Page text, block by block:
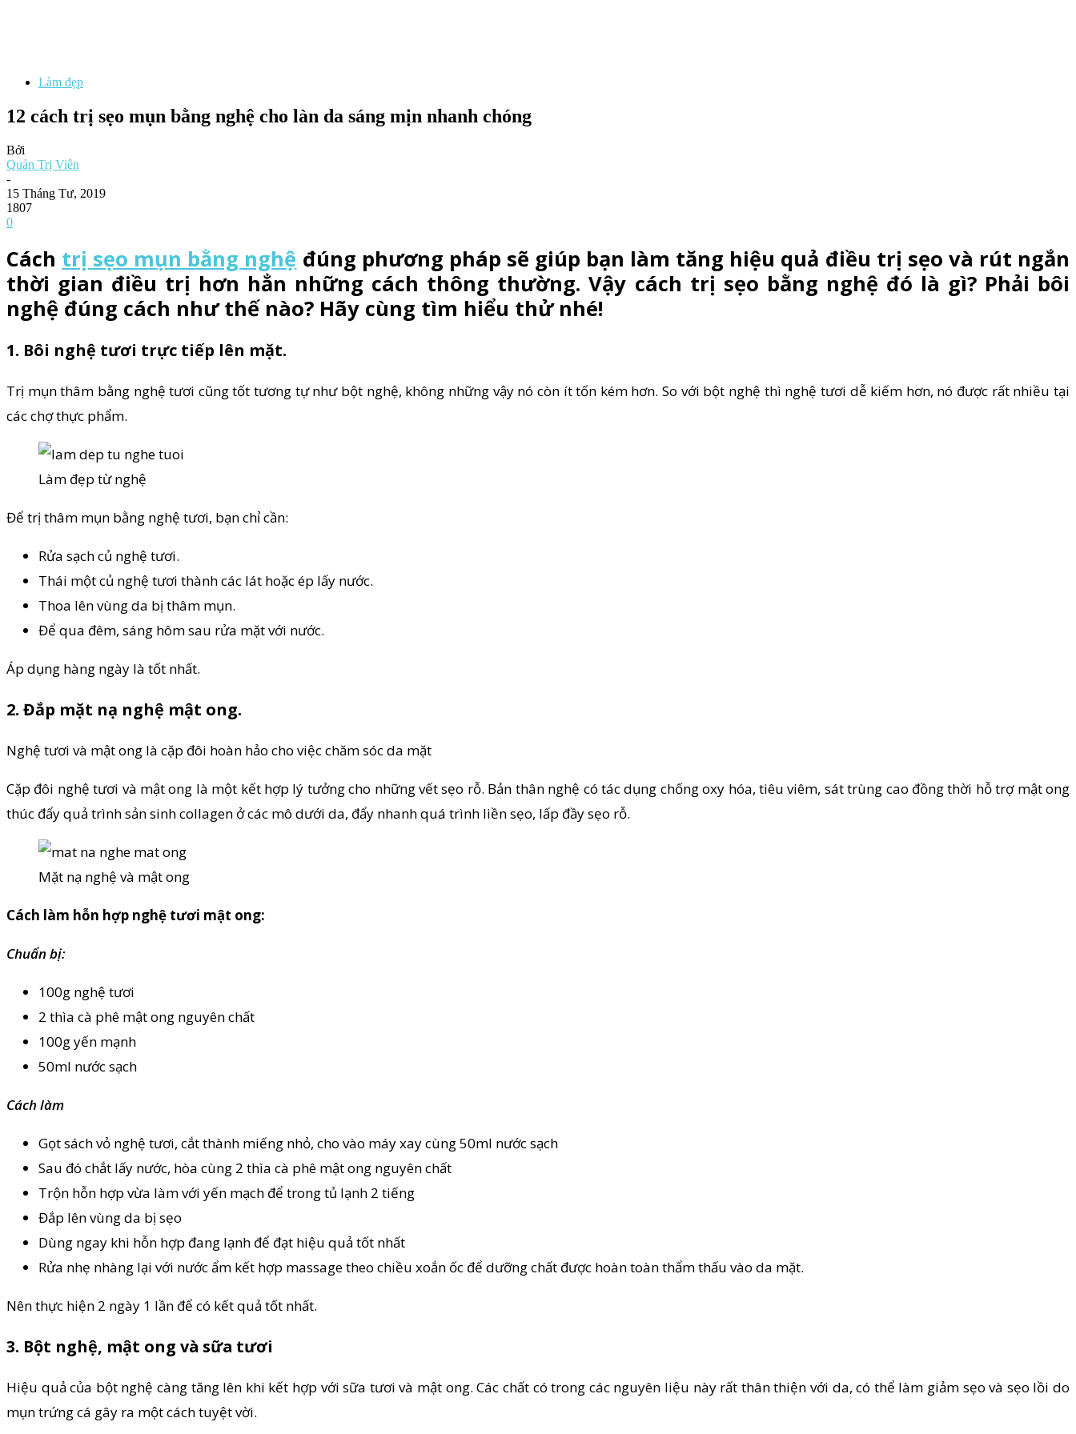
Làm đẹp
12 cách trị sẹo mụn bằng nghệ cho làn da sáng mịn nhanh chóng
Bởi
Quản Trị Viên
-
15 Tháng Tư, 2019
1807
0
Cách trị sẹo mụn bằng nghệ đúng phương pháp sẽ giúp bạn làm tăng hiệu quả điều trị sẹo và rút ngắn
thời gian điều trị hơn hẳn những cách thông thường. Vậy cách trị sẹo bằng nghệ đó là gì? Phải bôi
nghệ đúng cách như thế nào? Hãy cùng tìm hiểu thử nhé!
1. Bôi nghệ tươi trực tiếp lên mặt.
Trị mụn thâm bằng nghệ tươi cũng tốt tương tự như bột nghệ, không những vậy nó còn ít tốn kém hơn. So với bột nghệ thì nghệ tươi dễ kiếm hơn, nó được rất nhiều tại
các chợ thực phẩm.
Làm đẹp từ nghệ
Để trị thâm mụn bằng nghệ tươi, bạn chỉ cần:
Rửa sạch củ nghệ tươi.
Thái một củ nghệ tươi thành các lát hoặc ép lấy nước.
Thoa lên vùng da bị thâm mụn.
Để qua đêm, sáng hôm sau rửa mặt với nước.
Áp dụng hàng ngày là tốt nhất.
2. Đắp mặt nạ nghệ mật ong.
Nghệ tươi và mật ong là cặp đôi hoàn hảo cho việc chăm sóc da mặt
Cặp đôi nghệ tươi và mật ong là một kết hợp lý tưởng cho những vết sẹo rỗ. Bản thân nghệ có tác dụng chống oxy hóa, tiêu viêm, sát trùng cao đồng thời hỗ trợ mật ong
thúc đẩy quả trình sản sinh collagen ở các mô dưới da, đẩy nhanh quá trình liền sẹo, lấp đầy sẹo rỗ.
Mặt nạ nghệ và mật ong
Cách làm hỗn hợp nghệ tươi mật ong:
Chuẩn bị:
100g nghệ tươi
2 thìa cà phê mật ong nguyên chất
100g yến mạnh
50ml nước sạch
Cách làm
Gọt sách vỏ nghệ tươi, cắt thành miếng nhỏ, cho vào máy xay cùng 50ml nước sạch
Sau đó chắt lấy nước, hòa cùng 2 thìa cà phê mật ong nguyên chất
Trộn hỗn hợp vừa làm với yến mạch để trong tủ lạnh 2 tiếng
Đắp lên vùng da bị sẹo
Dùng ngay khi hỗn hợp đang lạnh để đạt hiệu quả tốt nhất
Rửa nhẹ nhàng lại với nước ẩm kết hợp massage theo chiều xoắn ốc để dưỡng chất được hoàn toàn thẩm thấu vào da mặt.
Nên thực hiện 2 ngày 1 lần để có kết quả tốt nhất.
3. Bột nghệ, mật ong và sữa tươi
Hiệu quả của bột nghệ càng tăng lên khi kết hợp với sữa tươi và mật ong. Các chất có trong các nguyên liệu này rất thân thiện với da, có thể làm giảm sẹo và sẹo lồi do
mụn trứng cá gây ra một cách tuyệt vời.